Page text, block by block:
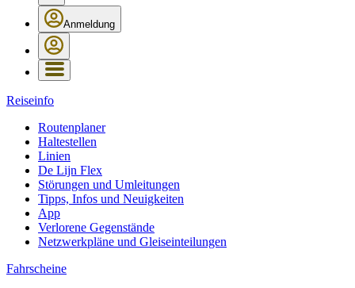
Anmeldung
Reiseinfo
Routenplaner
Haltestellen
Linien
De Lijn Flex
Störungen und Umleitungen
Tipps, Infos und Neuigkeiten
App
Verlorene Gegenstände
Netzwerkpläne und Gleiseinteilungen
Fahrscheine